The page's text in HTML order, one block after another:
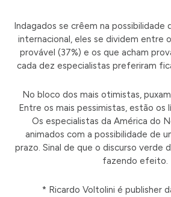
Indagados se crêem na possibilidade
internacional, eles se dividem entre
provável (37%) e os que acham
cada dez especialistas preferiram
No bloco dos mais otimistas,
Entre os mais pessimistas, estão os
Os especialistas da América do
animados com a possibilidade de
prazo. Sinal de que o discurso verde
fazendo efeito.
* Ricardo Voltolini é publisher